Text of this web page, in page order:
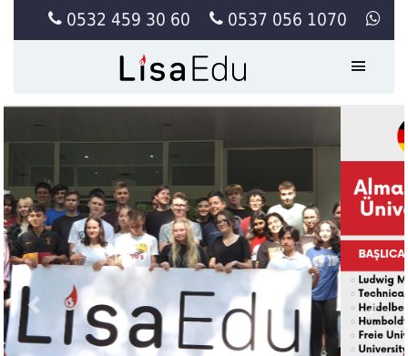
0532 459 30 60 0537 056 1070
Previous Next